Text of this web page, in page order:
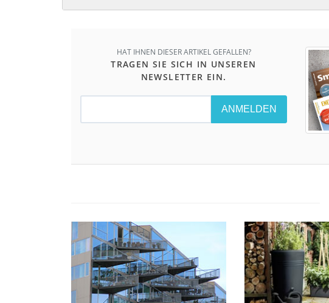
HAT IHNEN DIESER ARTIKEL GEFALLEN?
TRAGEN SIE SICH IN UNSEREN
NEWSLETTER EIN.
ANMELDEN